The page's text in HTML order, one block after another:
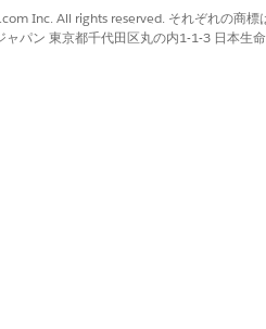
Inc. All rights reserved. それぞれの商標
パン 東京都千代田区丸の内1-1-3 日本生